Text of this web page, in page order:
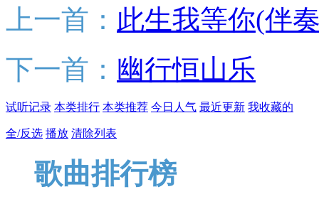
上一首： 此生我等你(伴
下一首： 幽行恒山乐
试听记录 本类排行 本类推荐 今日人气 最近更新 我收藏的
全/反选 播放 清除列表
歌曲排行榜